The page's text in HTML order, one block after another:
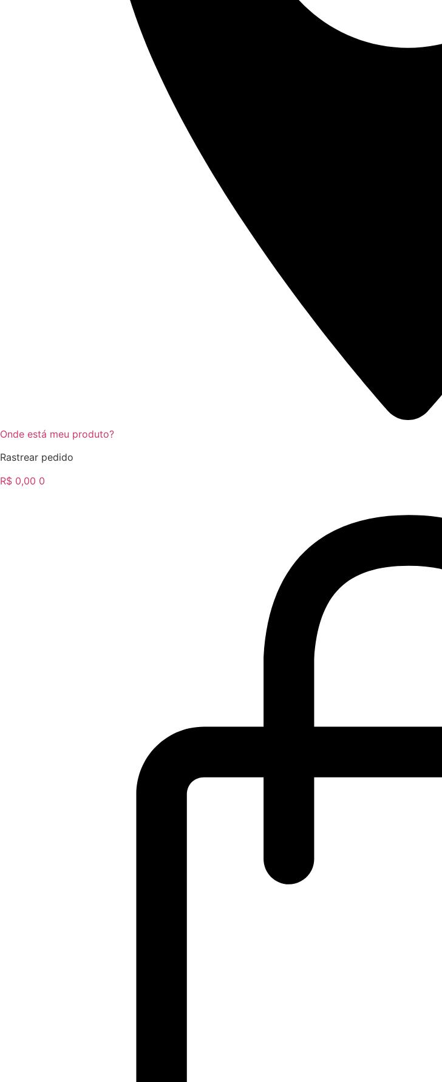
Onde está meu produto?
Rastrear pedido
R$ 0,00 0